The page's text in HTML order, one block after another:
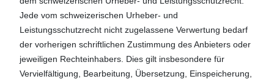
Jede vom schweizerischen Urheber- und
Leistungsschutzrecht nicht zugelassene Verwertung bedarf
der vorherigen schriftlichen Zustimmung des Anbieters oder
jeweiligen Rechteinhabers. Dies gilt insbesondere für
Vervielfältigung, Bearbeitung, Übersetzung, Einspeicherung,